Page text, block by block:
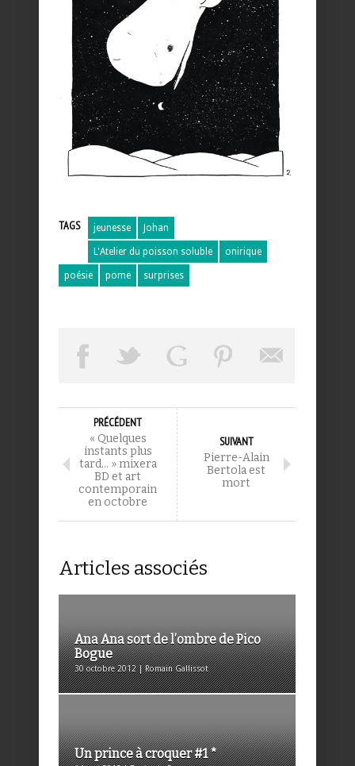
TAGS jeunesse Johan
L'Atelier du poisson soluble onirique
poésie pome surprises
PRÉCÉDENT
« Quelques
instants plus
tard… » mixera
BD et art
contemporain
en octobre
SUIVANT
Pierre-Alain
Bertola est
mort
Articles associés
Ana Ana sort de l’ombre de Pico
Bogue
30 octobre 2012 | Romain Gallissot
Un prince à croquer #1 *